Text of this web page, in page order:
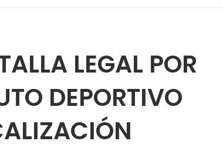
LEGAL POR
DEPORTIVO